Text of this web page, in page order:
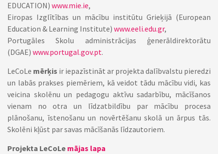
EDUCATION) www.mie.ie,
Eiropas Izglītības un mācību institūtu Grieķijā (European
Education & Learning Institute) www.eeli.edu.gr,
Portugāles Skolu administrācijas ģenerāldirektorātu
(DGAE) www.portugal.gov.pt.
LeCoLe mērķis ir iepazīstināt ar projekta dalībvalstu pieredzi
un labās prakses piemēriem, kā veidot tādu mācību vidi, kas
veicina skolēnu un pedagogu aktīvu sadarbību, mācīšanos
vienam no otra un līdzatbildību par mācību procesa
plānošanu, īstenošanu un novērtēšanu skolā un ārpus tās.
Skolēni kļūst par savas mācīšanās līdzautoriem.
Projekta LeCoLe mājas lapa